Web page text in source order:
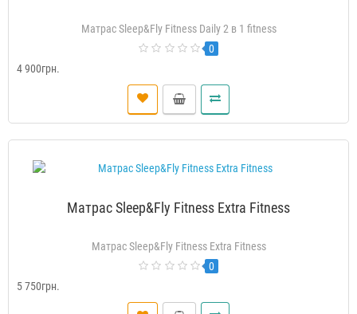
Матрас Sleep&Fly Fitness Daily 2 в 1 fitness
0
4 900грн.
Матрас Sleep&Fly Fitness Extra Fitness
Матрас Sleep&Fly Fitness Extra Fitness
0
5 750грн.